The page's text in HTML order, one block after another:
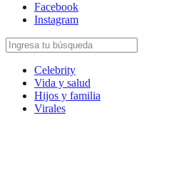
Facebook
Instagram
Celebrity
Vida y salud
Hijos y familia
Virales